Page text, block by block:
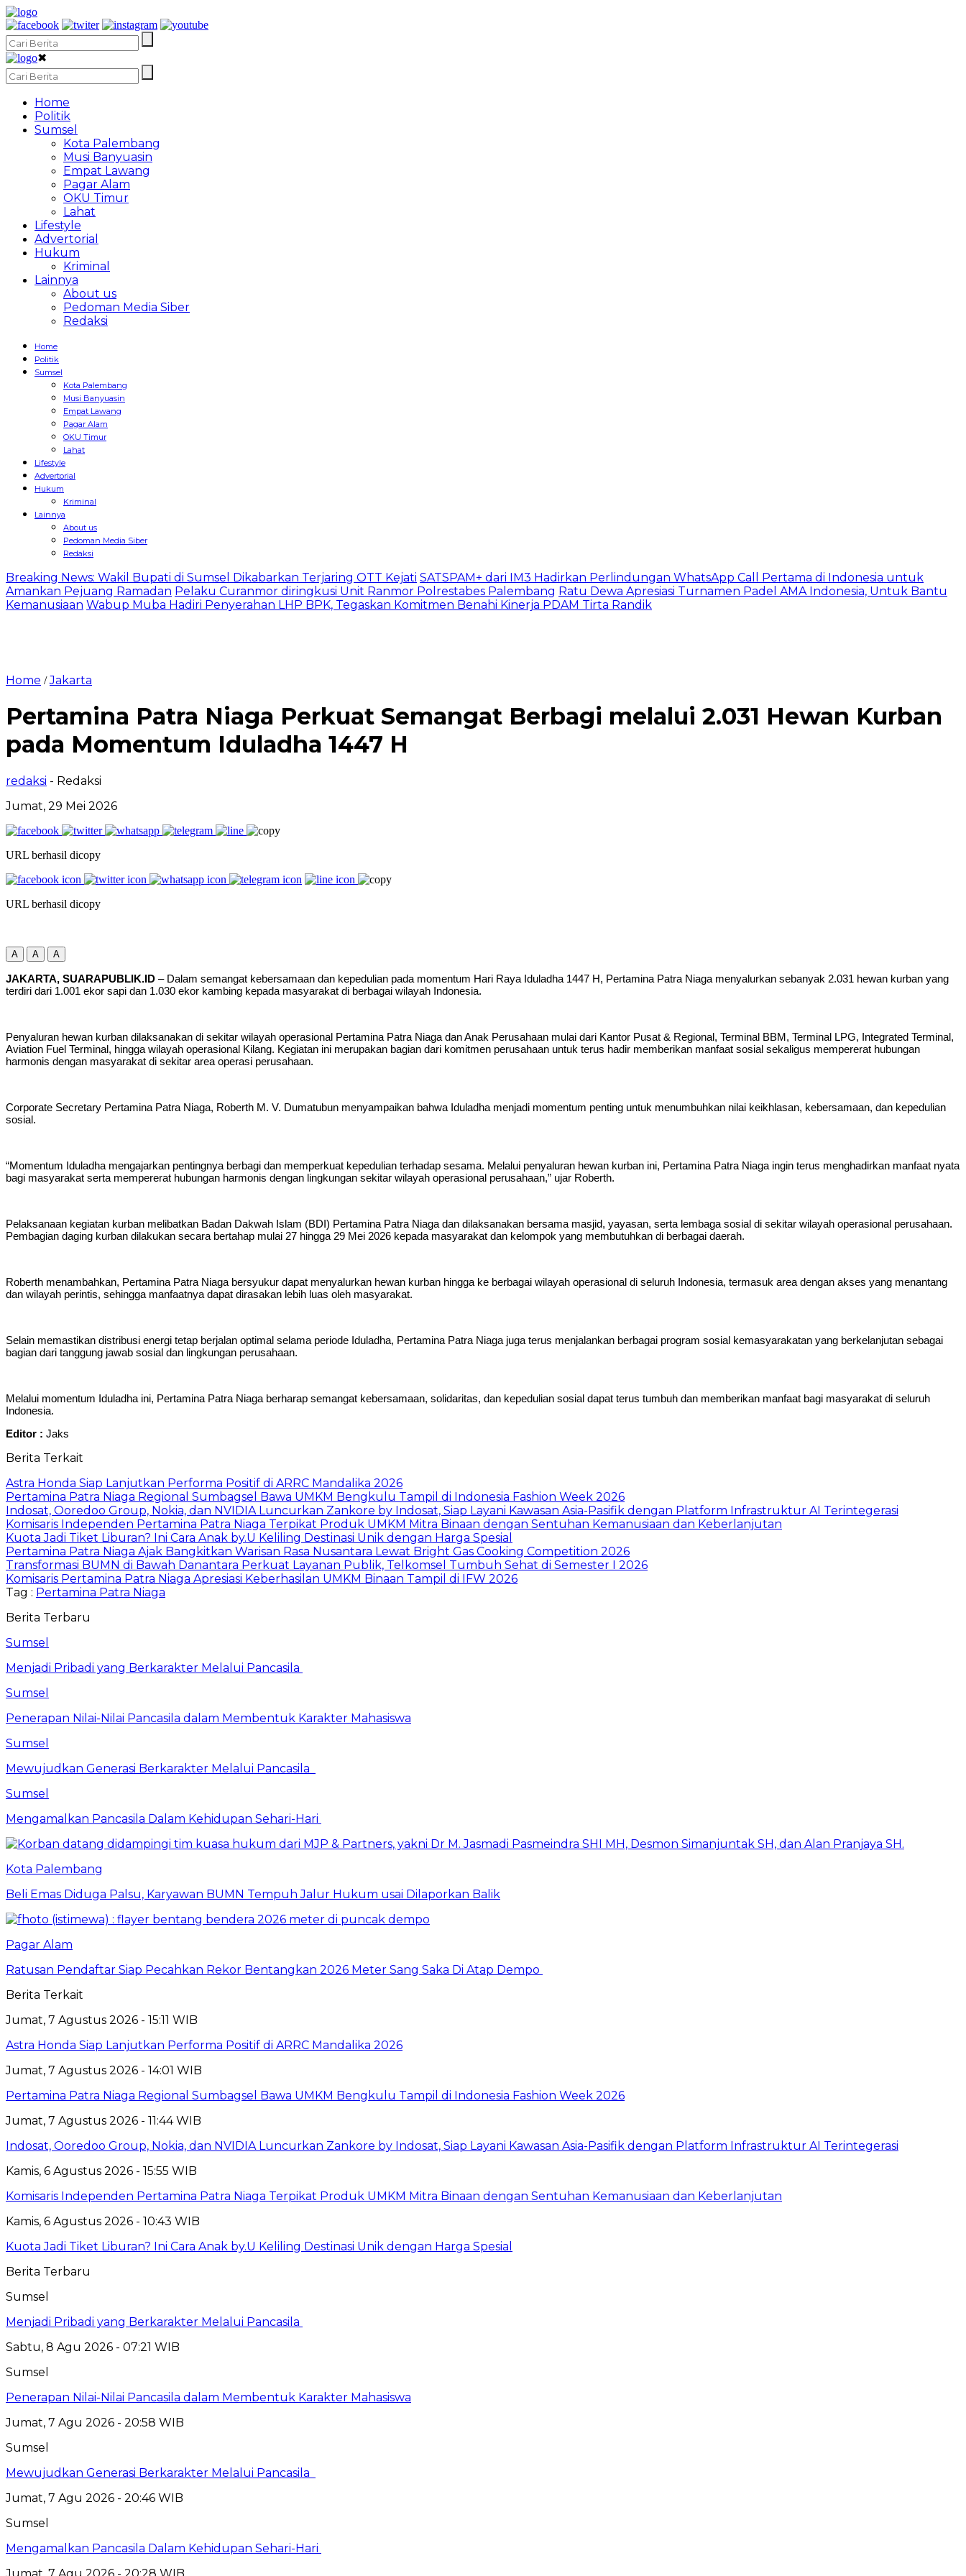
✖
Home
Politik
Sumsel
Kota Palembang
Musi Banyuasin
Empat Lawang
Pagar Alam
OKU Timur
Lahat
Lifestyle
Advertorial
Hukum
Kriminal
Lainnya
About us
Pedoman Media Siber
Redaksi
Home
Politik
Sumsel
Kota Palembang
Musi Banyuasin
Empat Lawang
Pagar Alam
OKU Timur
Lahat
Lifestyle
Advertorial
Hukum
Kriminal
Lainnya
About us
Pedoman Media Siber
Redaksi
Breaking News: Wakil Bupati di Sumsel Dikabarkan Terjaring OTT Kejati SATSPAM+ dari IM3 Hadirkan Perlindungan WhatsApp Call Pertama di Indonesia untuk
Amankan Pejuang Ramadan Pelaku Curanmor diringkusi Unit Ranmor Polrestabes Palembang Ratu Dewa Apresiasi Turnamen Padel AMA Indonesia, Untuk Bantu
Kemanusiaan Wabup Muba Hadiri Penyerahan LHP BPK, Tegaskan Komitmen Benahi Kinerja PDAM Tirta Randik
Home /Jakarta
Pertamina Patra Niaga Perkuat Semangat Berbagi melalui 2.031 Hewan Kurban
pada Momentum Iduladha 1447 H
redaksi - Redaksi
Jumat, 29 Mei 2026
URL berhasil dicopy
URL berhasil dicopy
A A A
JAKARTA, SUARAPUBLIK.ID – Dalam semangat kebersamaan dan kepedulian pada momentum Hari Raya Iduladha 1447 H, Pertamina Patra Niaga menyalurkan sebanyak 2.031 hewan kurban yang
terdiri dari 1.001 ekor sapi dan 1.030 ekor kambing kepada masyarakat di berbagai wilayah Indonesia.
Penyaluran hewan kurban dilaksanakan di sekitar wilayah operasional Pertamina Patra Niaga dan Anak Perusahaan mulai dari Kantor Pusat & Regional, Terminal BBM, Terminal LPG, Integrated Terminal,
Aviation Fuel Terminal, hingga wilayah operasional Kilang. Kegiatan ini merupakan bagian dari komitmen perusahaan untuk terus hadir memberikan manfaat sosial sekaligus mempererat hubungan
harmonis dengan masyarakat di sekitar area operasi perusahaan.
Corporate Secretary Pertamina Patra Niaga, Roberth M. V. Dumatubun menyampaikan bahwa Iduladha menjadi momentum penting untuk menumbuhkan nilai keikhlasan, kebersamaan, dan kepedulian
sosial.
“Momentum Iduladha mengajarkan pentingnya berbagi dan memperkuat kepedulian terhadap sesama. Melalui penyaluran hewan kurban ini, Pertamina Patra Niaga ingin terus menghadirkan manfaat nyata
bagi masyarakat serta mempererat hubungan harmonis dengan lingkungan sekitar wilayah operasional perusahaan,” ujar Roberth.
Pelaksanaan kegiatan kurban melibatkan Badan Dakwah Islam (BDI) Pertamina Patra Niaga dan dilaksanakan bersama masjid, yayasan, serta lembaga sosial di sekitar wilayah operasional perusahaan.
Pembagian daging kurban dilakukan secara bertahap mulai 27 hingga 29 Mei 2026 kepada masyarakat dan kelompok yang membutuhkan di berbagai daerah.
Roberth menambahkan, Pertamina Patra Niaga bersyukur dapat menyalurkan hewan kurban hingga ke berbagai wilayah operasional di seluruh Indonesia, termasuk area dengan akses yang menantang
dan wilayah perintis, sehingga manfaatnya dapat dirasakan lebih luas oleh masyarakat.
Selain memastikan distribusi energi tetap berjalan optimal selama periode Iduladha, Pertamina Patra Niaga juga terus menjalankan berbagai program sosial kemasyarakatan yang berkelanjutan sebagai
bagian dari tanggung jawab sosial dan lingkungan perusahaan.
Melalui momentum Iduladha ini, Pertamina Patra Niaga berharap semangat kebersamaan, solidaritas, dan kepedulian sosial dapat terus tumbuh dan memberikan manfaat bagi masyarakat di seluruh
Indonesia.
Editor : Jaks
Berita Terkait
Astra Honda Siap Lanjutkan Performa Positif di ARRC Mandalika 2026
Pertamina Patra Niaga Regional Sumbagsel Bawa UMKM Bengkulu Tampil di Indonesia Fashion Week 2026
Indosat, Ooredoo Group, Nokia, dan NVIDIA Luncurkan Zankore by Indosat, Siap Layani Kawasan Asia-Pasifik dengan Platform Infrastruktur AI Terintegerasi
Komisaris Independen Pertamina Patra Niaga Terpikat Produk UMKM Mitra Binaan dengan Sentuhan Kemanusiaan dan Keberlanjutan
Kuota Jadi Tiket Liburan? Ini Cara Anak by.U Keliling Destinasi Unik dengan Harga Spesial
Pertamina Patra Niaga Ajak Bangkitkan Warisan Rasa Nusantara Lewat Bright Gas Cooking Competition 2026
Transformasi BUMN di Bawah Danantara Perkuat Layanan Publik, Telkomsel Tumbuh Sehat di Semester I 2026
Komisaris Pertamina Patra Niaga Apresiasi Keberhasilan UMKM Binaan Tampil di IFW 2026
Tag : Pertamina Patra Niaga
Berita Terbaru
Sumsel
Menjadi Pribadi yang Berkarakter Melalui Pancasila
Sumsel
Penerapan Nilai-Nilai Pancasila dalam Membentuk Karakter Mahasiswa
Sumsel
Mewujudkan Generasi Berkarakter Melalui Pancasila
Sumsel
Mengamalkan Pancasila Dalam Kehidupan Sehari-Hari
Kota Palembang
Beli Emas Diduga Palsu, Karyawan BUMN Tempuh Jalur Hukum usai Dilaporkan Balik
Pagar Alam
Ratusan Pendaftar Siap Pecahkan Rekor Bentangkan 2026 Meter Sang Saka Di Atap Dempo
Berita Terkait
Jumat, 7 Agustus 2026 - 15:11 WIB
Astra Honda Siap Lanjutkan Performa Positif di ARRC Mandalika 2026
Jumat, 7 Agustus 2026 - 14:01 WIB
Pertamina Patra Niaga Regional Sumbagsel Bawa UMKM Bengkulu Tampil di Indonesia Fashion Week 2026
Jumat, 7 Agustus 2026 - 11:44 WIB
Indosat, Ooredoo Group, Nokia, dan NVIDIA Luncurkan Zankore by Indosat, Siap Layani Kawasan Asia-Pasifik dengan Platform Infrastruktur AI Terintegerasi
Kamis, 6 Agustus 2026 - 15:55 WIB
Komisaris Independen Pertamina Patra Niaga Terpikat Produk UMKM Mitra Binaan dengan Sentuhan Kemanusiaan dan Keberlanjutan
Kamis, 6 Agustus 2026 - 10:43 WIB
Kuota Jadi Tiket Liburan? Ini Cara Anak by.U Keliling Destinasi Unik dengan Harga Spesial
Berita Terbaru
Sumsel
Menjadi Pribadi yang Berkarakter Melalui Pancasila
Sabtu, 8 Agu 2026 - 07:21 WIB
Sumsel
Penerapan Nilai-Nilai Pancasila dalam Membentuk Karakter Mahasiswa
Jumat, 7 Agu 2026 - 20:58 WIB
Sumsel
Mewujudkan Generasi Berkarakter Melalui Pancasila
Jumat, 7 Agu 2026 - 20:46 WIB
Sumsel
Mengamalkan Pancasila Dalam Kehidupan Sehari-Hari